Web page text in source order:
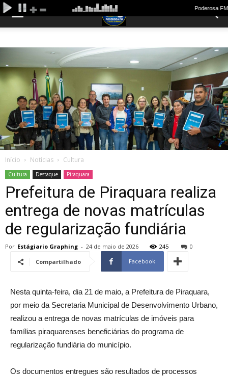
Início Notícias Cultura
Cultura Destaque Piraquara
Prefeitura de Piraquara realiza
entrega de novas matrículas
de regularização fundiária
Por Estágiario Graphing - 24 de maio de 2026 245
0
Compartilhado
Facebook
Nesta quinta-feira, dia 21 de maio, a Prefeitura de Piraquara,
por meio da Secretaria Municipal de Desenvolvimento Urbano,
realizou a entrega de novas matrículas de imóveis para
famílias piraquarenses beneficiárias do programa de
regularização fundiária do município.
Os documentos entregues são resultados de processos